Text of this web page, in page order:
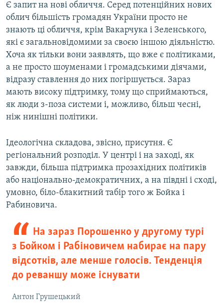
Є запит на нові обличчя. Серед потенційних нових
облич більшість громадян України просто не
знають ці обличчя, крім Вакарчука і Зеленського,
які є загальновідомими за своєю іншою діяльністю.
Хоча як тільки вони заявлять, що вже є політиками,
а не просто шоуменами і громадськими діячами,
відразу ставлення до них погіршується. Зараз
мають високу підтримку, тому що сприймаються,
як люди з-поза системи і, можливо, більш чесні,
ніж нинішні політики.
Ідеологічна складова, звісно, присутня. Є
регіональний розподіл. У центрі і на заході, як
завжди, більша підтримка прозахідних політиків
або національно-демократичних, а на півдні і сході,
умовно, біло-блакитний табір того ж Бойка і
Рабиновича.
На зараз Порошенко у другому турі
з Бойком і Рабіновичем набирає на пару
відсотків, але менше голосів. Тенденція
до реваншу може існувати
Антон Грушецький